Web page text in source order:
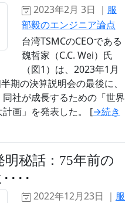
2023年2月 3日 ｜ 服
部毅のエンジニア論点
台湾TSMCのCEOである
魏哲家（C.C. Wei）氏
（図1）は、2023年1月
期の決算説明会の最後に、
社が成⻑するための「世界
画」を発表した。 [→続き
秘話：75年前の
･･･
2022年12月23日 ｜ 服